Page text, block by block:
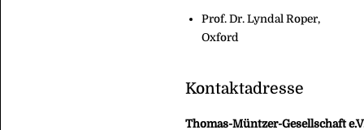
Prof. Dr. Lyndal Roper,
Oxford
Kontaktadresse
Thomas-Müntzer-Gesellschaft